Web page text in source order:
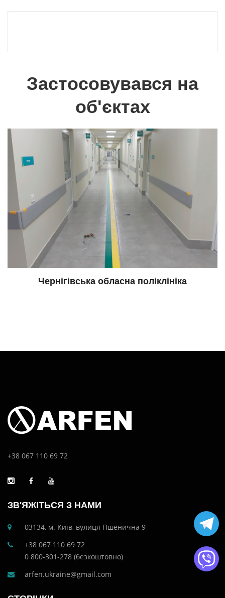
Застосовувався на
об'єктах
Чернігівська обласна поліклініка
+38 067 110 69 72
ЗВ'ЯЖІТЬСЯ З НАМИ
03134, м. Київ, вулиця Пшенична 9
+38 067 110 69 72
0 800-301-278 (безкоштовно)
arfen.ukraine@gmail.com